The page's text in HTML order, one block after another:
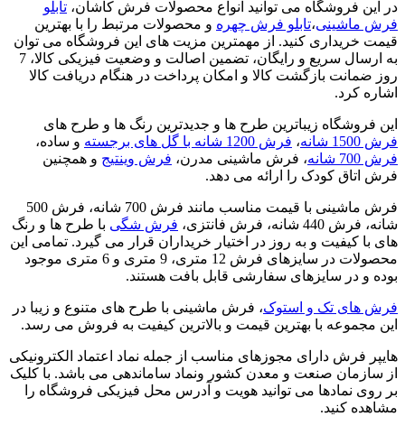
در این فروشگاه می توانید انواع محصولات فرش کاشان، تابلو
فرش ماشینی،تابلو فرش چهره و محصولات مرتبط را با بهترین
قیمت خریداری کنید. از مهمترین مزیت های این فروشگاه می توان
به ارسال سریع و رایگان، تضمین اصالت و وضعیت فیزیکی کالا، 7
روز ضمانت بازگشت کالا و امکان پرداخت در هنگام دریافت کالا
اشاره کرد.
این فروشگاه زیباترین طرح ها و جدیدترین رنگ ها و طرح های
فرش 1500 شانه
، فرش 1200 شانه با گل های برجسته
و ساده،
فرش 700 شانه
، فرش ماشینی مدرن، فرش وینتیج و همچنین
فرش اتاق کودک را ارائه می دهد.
فرش ماشینی با قیمت مناسب مانند فرش 700 شانه، فرش 500
شانه، فرش 440 شانه، فرش فانتزی،
فرش شگی با طرح ها و رنگ
های با کیفیت و به روز در اختیار خریداران قرار می گیرد. تمامی این
محصولات در سایزهای فرش 12 متری، 9 متری و 6 متری موجود
بوده و در سایزهای سفارشی قابل بافت هستند.
فرش های تک و استوک، فرش ماشینی با طرح های متنوع و زیبا در
این مجموعه با بهترین قیمت و بالاترین کیفیت به فروش می رسد.
هایپر فرش دارای مجوزهای مناسب از جمله نماد اعتماد الکترونیکی
از سازمان صنعت و معدن کشور ونماد ساماندهی می باشد. با کلیک
بر روی نمادها می توانید هویت و آدرس محل فیزیکی فروشگاه را
مشاهده کنید.